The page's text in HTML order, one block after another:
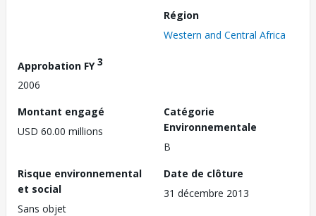
Région
Western and Central Africa
Approbation FY3
2006
Montant engagé
USD 60.00 millions
Catégorie
Environnementale
B
Risque environnemental
et social
Sans objet
Date de clôture
31 décembre 2013